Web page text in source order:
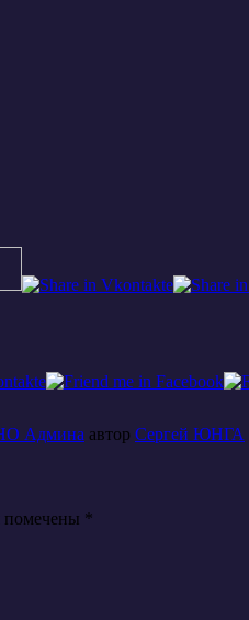
Админа автор Сергей ЮНГА
помечены *